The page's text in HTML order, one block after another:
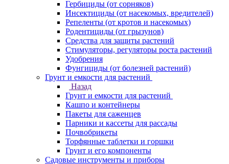
Гербициды (от сорняков)
Инсектициды (от насекомых, вредителей)
Репеленты (от кротов и насекомых)
Родентициды (от грызунов)
Средства для защиты растений
Стимуляторы, регуляторы роста растений
Удобрения
Фунгициды (от болезней растений)
Грунт и емкости для растений
Назад
Грунт и емкости для растений
Кашпо и контейнеры
Пакеты для саженцев
Парники и кассеты для рассады
Почвобрикеты
Торфянные таблетки и горшки
Грунт и его компоненты
Садовые инструменты и приборы